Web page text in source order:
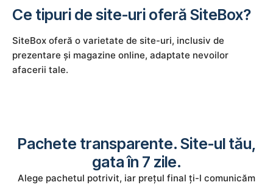
Ce tipuri de site-uri oferă SiteBox?
SiteBox oferă o varietate de site-uri, inclusiv de
prezentare și magazine online, adaptate nevoilor
afacerii tale.
Pachete transparente. Site-ul tău,
gata în 7 zile.
Alege pachetul potrivit, iar prețul final ți-l comunicăm